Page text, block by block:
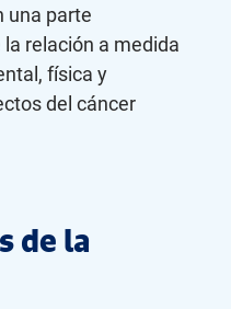
una parte
relación a medida
física y
del cáncer
de la